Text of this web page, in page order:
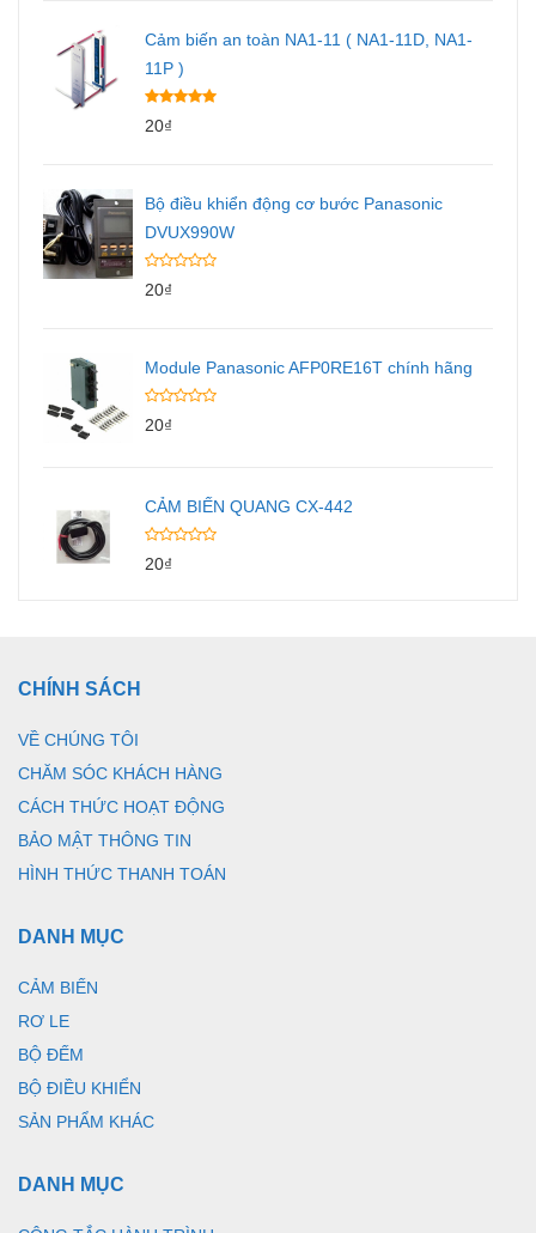
Cảm biến an toàn NA1-11 ( NA1-11D, NA1-
11P )
20₫
Bộ điều khiển động cơ bước Panasonic
DVUX990W
20₫
Module Panasonic AFP0RE16T chính hãng
20₫
CẢM BIẾN QUANG CX-442
20₫
CHÍNH SÁCH
VỀ CHÚNG TÔI
CHĂM SÓC KHÁCH HÀNG
CÁCH THỨC HOẠT ĐỘNG
BẢO MẬT THÔNG TIN
HÌNH THỨC THANH TOÁN
DANH MỤC
CẢM BIẾN
RƠ LE
BỘ ĐẾM
BỘ ĐIỀU KHIỂN
SẢN PHẨM KHÁC
DANH MỤC